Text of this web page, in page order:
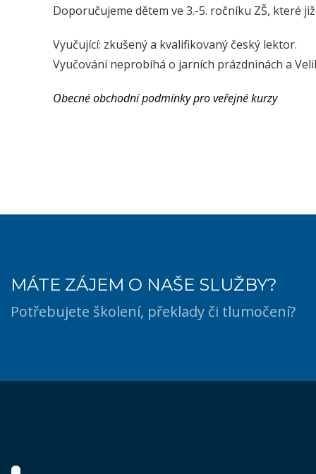
Doporučujeme dětem ve 3.-5. ročníku ZŠ, které
Vyučující: zkušený a kvalifikovaný český lektor.
Vyučování neprobíhá o jarních prázdninách a
Obecné obchodní podmínky pro veřejné kurzy
MÁTE ZÁJEM O NAŠE SLUŽBY?
Potřebujete školení, překlady či tlumočení?